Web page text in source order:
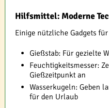
Hilfsmittel: Moderne
Einige nützliche Gadgets
Gießstab: Für gezielte
Feuchtigkeitsmesser:
Gießzeitpunkt an
Wasserkugeln: Geben
für den Urlaub